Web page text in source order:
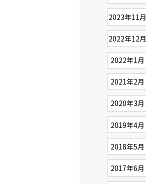
2023年11月
2022年12月
2022年1月
2021年2月
2020年3月
2019年4月
2018年5月
2017年6月